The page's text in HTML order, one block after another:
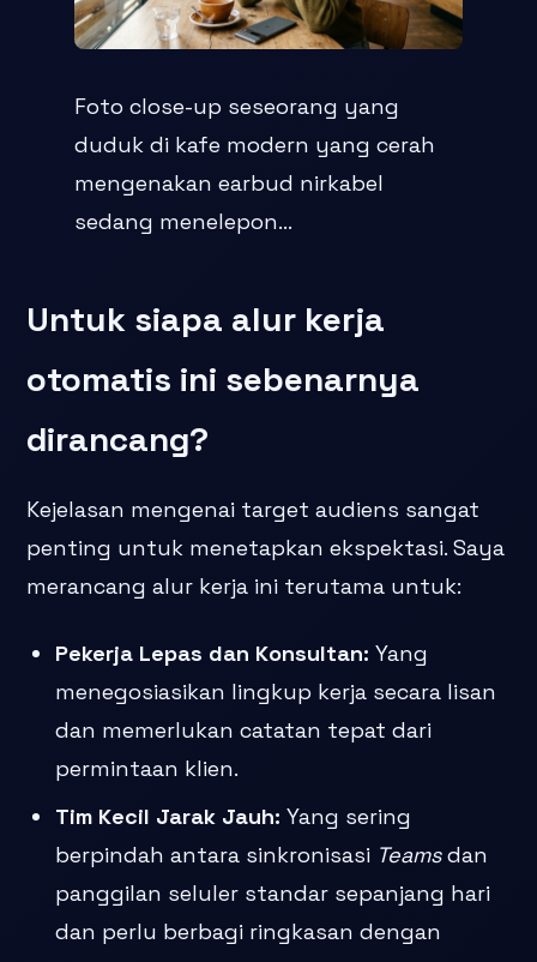
Foto close-up seseorang yang
duduk di kafe modern yang cerah
mengenakan earbud nirkabel
sedang menelepon...
Untuk siapa alur kerja
otomatis ini sebenarnya
dirancang?
Kejelasan mengenai target audiens sangat
penting untuk menetapkan ekspektasi. Saya
merancang alur kerja ini terutama untuk:
Pekerja Lepas dan Konsultan: Yang
menegosiasikan lingkup kerja secara lisan
dan memerlukan catatan tepat dari
permintaan klien.
Tim Kecil Jarak Jauh: Yang sering
berpindah antara sinkronisasi Teamsdan
panggilan seluler standar sepanjang hari
dan perlu berbagi ringkasan dengan